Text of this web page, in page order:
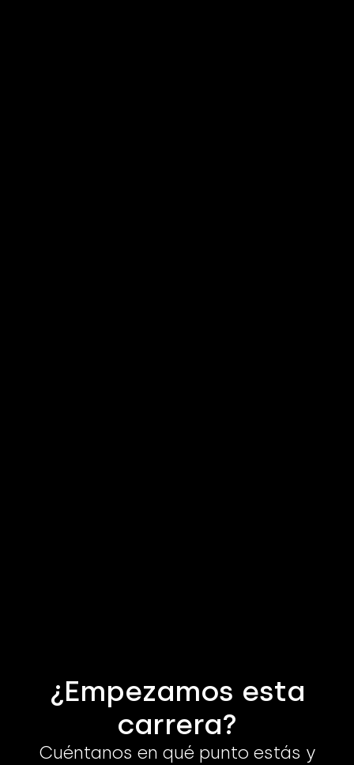
¿Empezamos esta
carrera?
Cuéntanos en qué punto estás y